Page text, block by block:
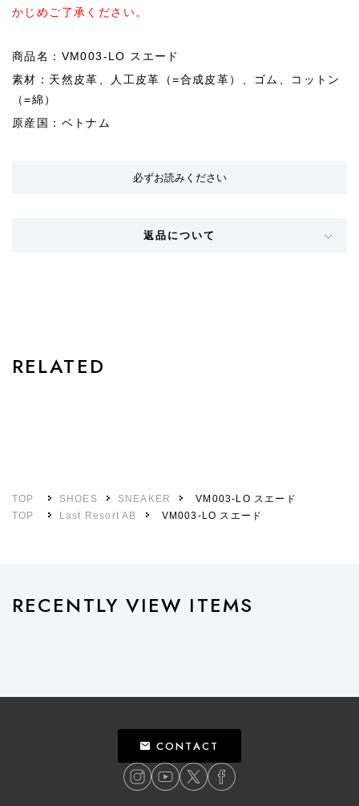
かじめご了承ください。
商品名：VM003-LO スエード
素材：天然皮革、人工皮革（=合成皮革）、ゴム、コットン
（=綿）
原産国：ベトナム
必ずお読みください
返品について
RELATED
TOP SHOES SNEAKER
VM003-LO スエード
TOP
Last Resort AB VM003-LO スエード
RECENTLY VIEW ITEMS
CONTACT